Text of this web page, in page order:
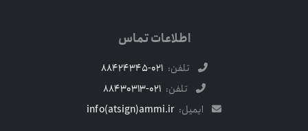
اطلاعات تماس
تلفن: 021-88424345
تلفن: 021-88430313
ایمیل: info(atsign)ammi.ir